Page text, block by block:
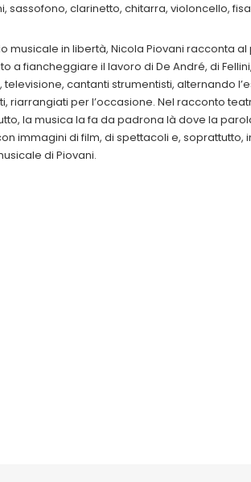
sassofono, clarinetto, chitarra, violoncello,
musicale in libertà, Nicola Piovani racconta
a fiancheggiare il lavoro di De André, di
cantanti strumentisti, alternando
riarrangiati per l’occasione. Nel racconto
la musica la fa da padrona là dove la
immagini di film, di spettacoli e, soprattutto,
di Piovani.